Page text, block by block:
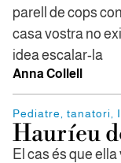
parell de cops
casa vostra no
idea escalar-la
Anna Collell
Pediatre, tanatori,
Hauríeu
El cas és que